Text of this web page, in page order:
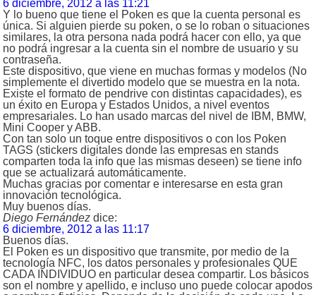
6 diciembre, 2012 a las 11:21
Y lo bueno que tiene el Poken es que la cuenta personal es
única. Si alguien pierde su poken, o se lo roban o situaciones
similares, la otra persona nada podrá hacer con ello, ya que
no podrá ingresar a la cuenta sin el nombre de usuario y su
contraseña.
Este dispositivo, que viene en muchas formas y modelos (No
simplemente el divertido modelo que se muestra en la nota.
Existe el formato de pendrive con distintas capacidades), es
un éxito en Europa y Estados Unidos, a nivel eventos
empresariales. Lo han usado marcas del nivel de IBM, BMW,
Mini Cooper y ABB.
Con tan solo un toque entre dispositivos o con los Poken
TAGS (stickers digitales donde las empresas en stands
comparten toda la info que las mismas deseen) se tiene info
que se actualizará automáticamente.
Muchas gracias por comentar e interesarse en esta gran
innovación tecnológica.
Muy buenos días.
Diego Fernández dice:
6 diciembre, 2012 a las 11:17
Buenos días.
El Poken es un dispositivo que transmite, por medio de la
tecnología NFC, los datos personales y profesionales QUE
CADA INDIVIDUO en particular desea compartir. Los básicos
son el nombre y apellido, e incluso uno puede colocar apodos